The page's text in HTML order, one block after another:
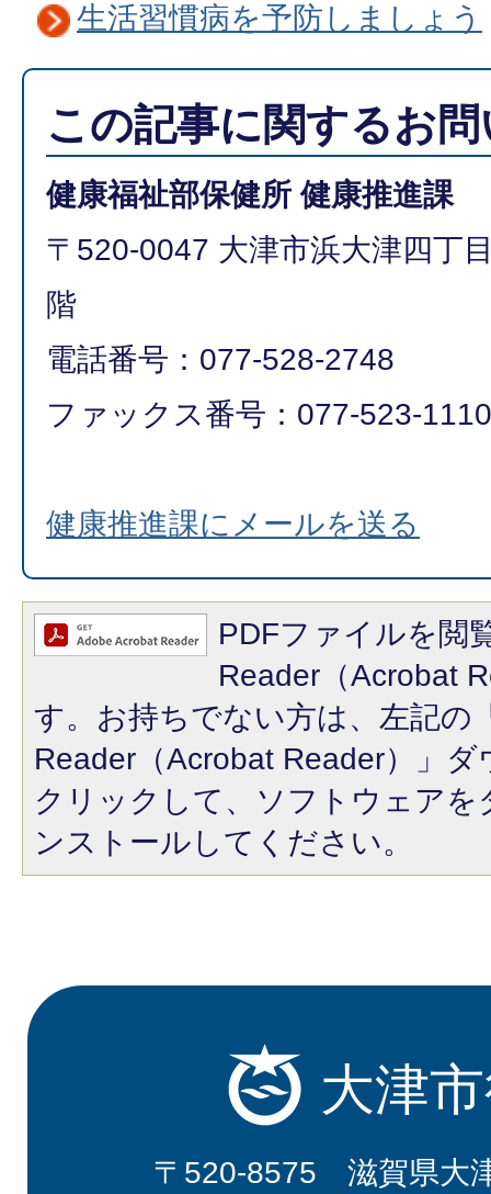
生活習慣病を予防しましょう
この記事に関するお
健康福祉部保健所 健康推進課
〒520-0047 大津市浜大津四丁
階
電話番号：077-528-2748
ファックス番号：077-523-1110
健康推進課にメールを送る
PDFファイルを閲
Reader（Acrobat
す。お持ちでない方は、左記の
Reader（Acrobat Reader）」
クリックして、ソフトウェア
ンストールしてください。
大津
〒520-8575 滋賀県大